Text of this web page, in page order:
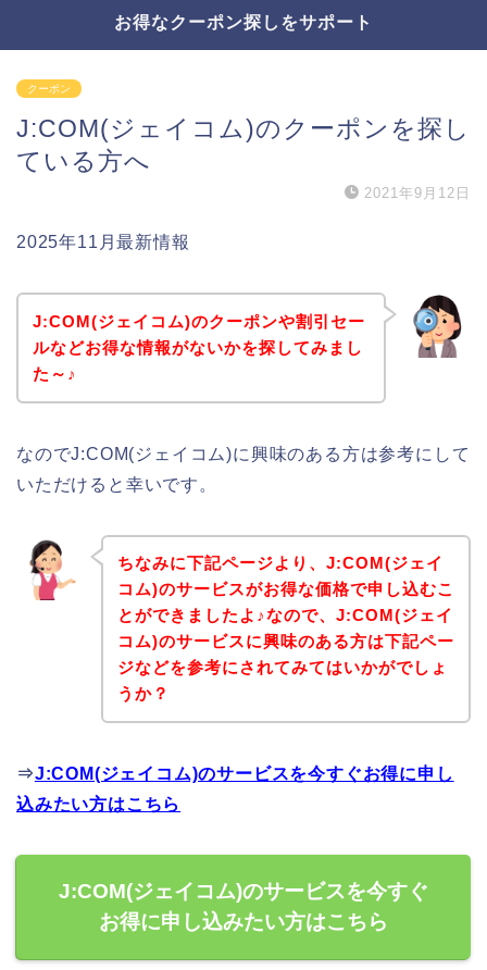
お得なクーポン探しをサポート
クーポン
J:COM(ジェイコム)のクーポンを探し
ている方へ
2021年9月12日
2025年11月最新情報
J:COM(ジェイコム)のクーポンや割引セー
ルなどお得な情報がないかを探してみまし
た～♪
なのでJ:COM(ジェイコム)に興味のある方は参考にして
いただけると幸いです。
ちなみに下記ページより、J:COM(ジェイ
コム)のサービスがお得な価格で申し込むこ
とができましたよ♪なので、J:COM(ジェイ
コム)のサービスに興味のある方は下記ペー
ジなどを参考にされてみてはいかがでしょ
うか？
⇒J:COM(ジェイコム)のサービスを今すぐお得に申し
込みたい方はこちら
J:COM(ジェイコム)のサービスを今すぐ
お得に申し込みたい方はこちら